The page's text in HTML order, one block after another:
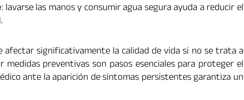
: lavarse las manos y consumir agua segura ayuda a reducir el
afectar significativamente la calidad de vida si no se trata a
preventivas son pasos esenciales para proteger el
ante la aparición de síntomas persistentes garantiza un